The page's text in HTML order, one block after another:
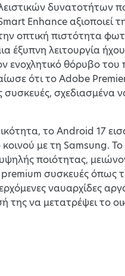
δυνατοτήτων
Enhance αξιοποιεί
οπτική πιστότητα
λειτουργία ήχου
ενοχλητικό θόρυβο του
ότι το Adobe
συσκευές,
το Android 17
με τη Samsung.
ποιότητας,
συσκευές όπως
ναυαρχίδες
της να μετατρέψει το